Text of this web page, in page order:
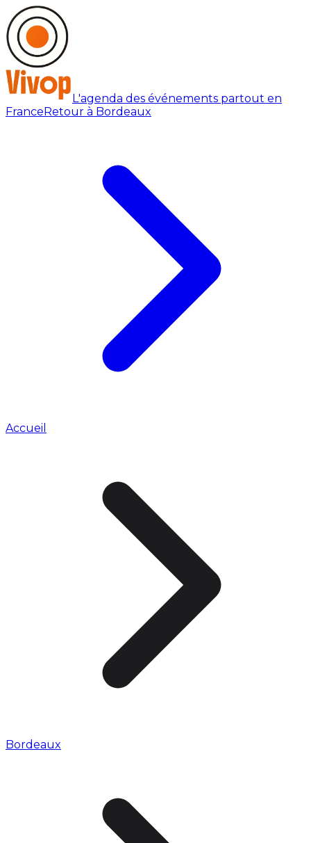
L'agenda des événements partout en
FranceRetour à Bordeaux
Accueil
Bordeaux